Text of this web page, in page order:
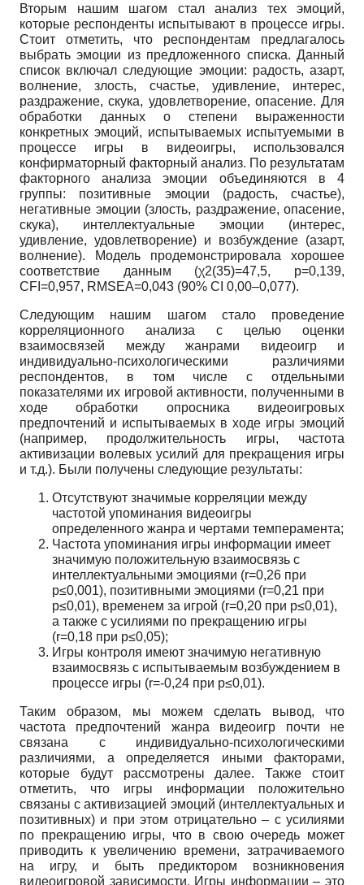
Вторым нашим шагом стал анализ тех эмоций,
которые респонденты испытывают в процессе игры.
Стоит отметить, что респондентам предлагалось
выбрать эмоции из предложенного списка. Данный
список включал следующие эмоции: радость, азарт,
волнение, злость, счастье, удивление, интерес,
раздражение, скука, удовлетворение, опасение. Для
обработки данных о степени выраженности
конкретных эмоций, испытываемых испытуемыми в
процессе игры в видеоигры, использовался
конфирматорный факторный анализ. По результатам
факторного анализа эмоции объединяются в 4
группы: позитивные эмоции (радость, счастье),
негативные эмоции (злость, раздражение, опасение,
скука), интеллектуальные эмоции (интерес,
удивление, удовлетворение) и возбуждение (азарт,
волнение). Модель продемонстрировала хорошее
соответствие данным (χ2(35)=47,5, p=0,139,
CFI=0,957, RMSEA=0,043 (90% CI 0,00–0,077).
Следующим нашим шагом стало проведение
корреляционного анализа с целью оценки
взаимосвязей между жанрами видеоигр и
индивидуально-психологическими различиями
респондентов, в том числе с отдельными
показателями их игровой активности, полученными в
ходе обработки опросника видеоигровых
предпочтений и испытываемых в ходе игры эмоций
(например, продолжительность игры, частота
активизации волевых усилий для прекращения игры
и т.д.). Были получены следующие результаты:
Отсутствуют значимые корреляции между
частотой упоминания видеоигры
определенного жанра и чертами темперамента;
Частота упоминания игры информации имеет
значимую положительную взаимосвязь с
интеллектуальными эмоциями (r=0,26 при
p≤0,001), позитивными эмоциями (r=0,21 при
p≤0,01), временем за игрой (r=0,20 при p≤0,01),
а также с усилиями по прекращению игры
(r=0,18 при p≤0,05);
Игры контроля имеют значимую негативную
взаимосвязь с испытываемым возбуждением в
процессе игры (r=-0,24 при p≤0,01).
Таким образом, мы можем сделать вывод, что
частота предпочтений жанра видеоигр почти не
связана с индивидуально-психологическими
различиями, а определяется иными факторами,
которые будут рассмотрены далее. Также стоит
отметить, что игры информации положительно
связаны с активизацией эмоций (интеллектуальных и
позитивных) и при этом отрицательно – с усилиями
по прекращению игры, что в свою очередь может
приводить к увеличению времени, затрачиваемого
на игру, и быть предиктором возникновения
видеоигровой зависимости. Игры информации – это